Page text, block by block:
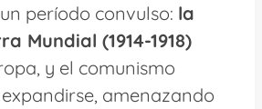
período convulso: la
Mundial (1914-1918)
y el comunismo
amenazando